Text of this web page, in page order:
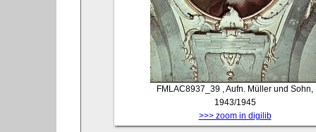
FMLAC8937_39 , Aufn. Müller und Sohn,
1943/1945
>>> zoom in digilib